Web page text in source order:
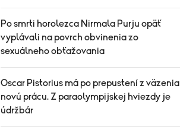
Po smrti horolezca Nirmala Purju opäť
vyplávali na povrch obvinenia zo
sexuálneho obťažovania
Oscar Pistorius má po prepustení z väzenia
novú prácu. Z paraolympijskej hviezdy je
údržbár